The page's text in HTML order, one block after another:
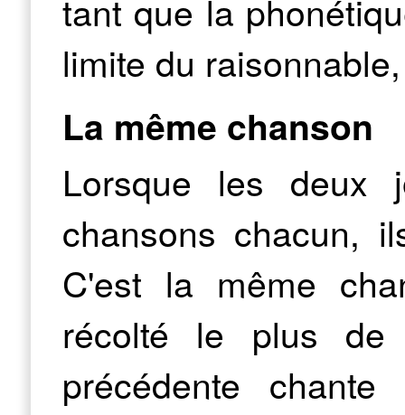
tant que la
limite du
La même chanson
Lorsque les deux
chansons chacun,
C'est la même
récolté le plus de
précédente